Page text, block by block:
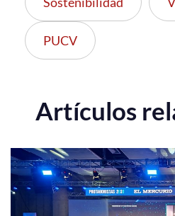
PUCV
Artículos